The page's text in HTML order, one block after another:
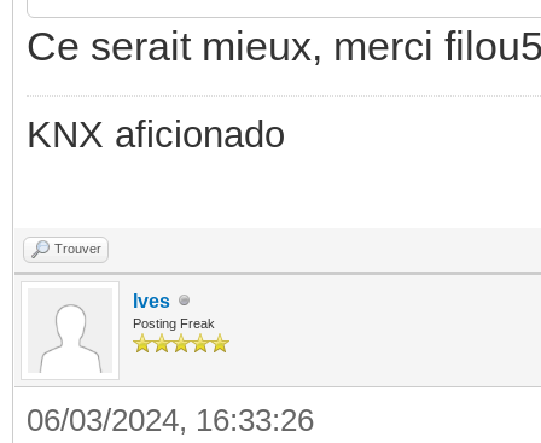
Ce serait mieux, merci
KNX aficionado
Trouver
Ives
Posting Freak
06/03/2024, 16:33:26